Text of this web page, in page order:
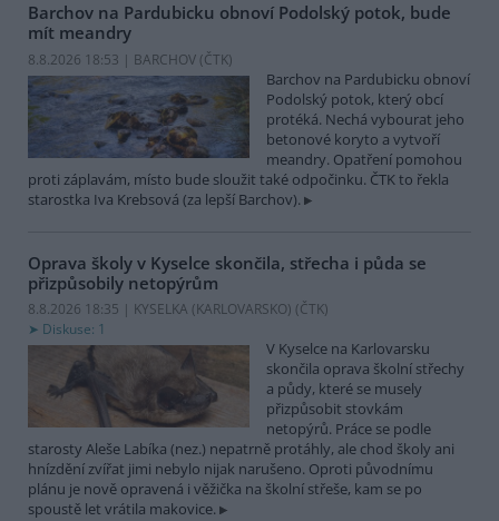
Barchov na Pardubicku obnoví Podolský potok, bude
mít meandry
8.8.2026 18:53 | BARCHOV (ČTK)
Barchov na Pardubicku obnoví
Podolský potok, který obcí
protéká. Nechá vybourat jeho
betonové koryto a vytvoří
meandry. Opatření pomohou
proti záplavám, místo bude sloužit také odpočinku. ČTK to řekla
starostka Iva Krebsová (za lepší Barchov).
Oprava školy v Kyselce skončila, střecha i půda se
přizpůsobily netopýrům
8.8.2026 18:35 | KYSELKA (KARLOVARSKO) (ČTK)
Diskuse: 1
V Kyselce na Karlovarsku
skončila oprava školní střechy
a půdy, které se musely
přizpůsobit stovkám
netopýrů. Práce se podle
starosty Aleše Labíka (nez.) nepatrně protáhly, ale chod školy ani
hnízdění zvířat jimi nebylo nijak narušeno. Oproti původnímu
plánu je nově opravená i věžička na školní střeše, kam se po
spoustě let vrátila makovice.